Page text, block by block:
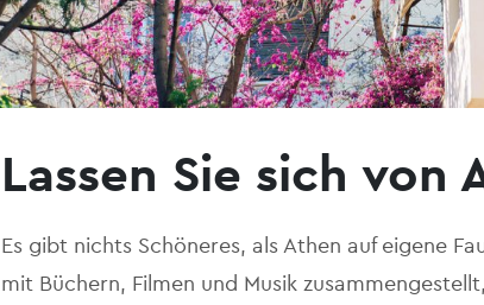
Lassen Sie sich von
Es gibt nichts Schöneres, als Athen auf eigene
mit Büchern, Filmen und Musik